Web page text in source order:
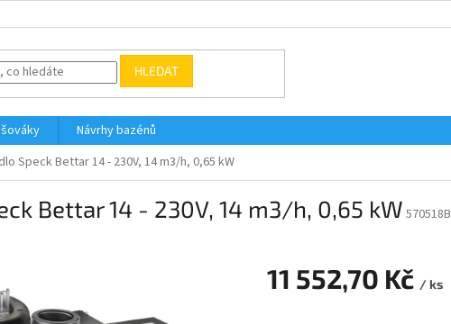
HLEDAT
Návrhy bazénů
Speck Bettar 14 - 230V, 14 m3/h, 0,65 kW
Bettar 14 - 230V, 14 m3/h, 0,65 kW 570518B
11 552,70 Kč / ks